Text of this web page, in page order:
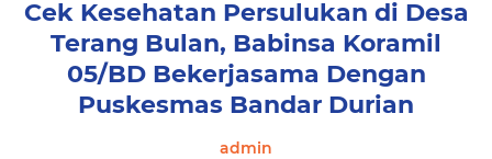
Cek Kesehatan Persulukan di Desa
Terang Bulan, Babinsa Koramil
05/BD Bekerjasama Dengan
Puskesmas Bandar Durian
admin